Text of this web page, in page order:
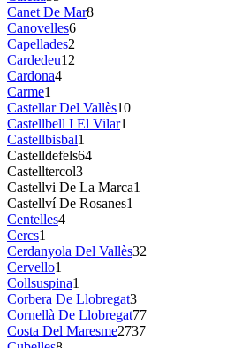
Canet De Mar8
Canovelles6
Capellades2
Cardedeu12
Cardona4
Carme1
Castellar Del Vallès10
Castellbell I El Vilar1
Castellbisbal1
Castelldefels64
Castelltercol3
Castellvi De La Marca1
Castellví De Rosanes1
Centelles4
Cercs1
Cerdanyola Del Vallès32
Cervello1
Collsuspina1
Corbera De Llobregat3
Cornellà De Llobregat77
Costa Del Maresme2737